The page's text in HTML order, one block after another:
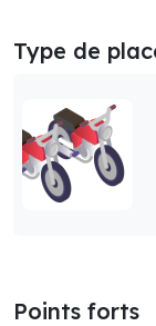
Type de
Points forts